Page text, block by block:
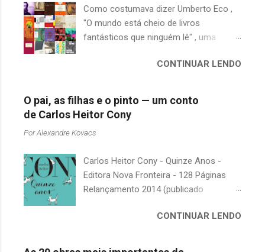
Como costumava dizer Umberto Eco ,
"O mundo está cheio de livros
fantásticos que ninguém lê" , uma
quando falamos de clássicos da
escritores brasileiros, somos forçados
a uma avaliação burocrática na escola e
acabamos adquirindo uma certa
antipatia a determinado livro ou autor
justamente o contrário. É surpreendente
como uma segunda visita a essas
obras, já em nossa maturidade, pode
escondido, bem ali na nossa estante.
CONTINUAR LENDO
O pai, as filhas e o pinto — um conto
de Carlos Heitor Cony
PorAlexandre Kovacs
Carlos Heitor Cony - Quinze Anos -
Editora Nova Fronteira - 128 Páginas
Relançamento 2014 (publicado
com deliciosos contos sobre a infância
bem-humoradas e sensíveis,
CONTINUAR LENDO